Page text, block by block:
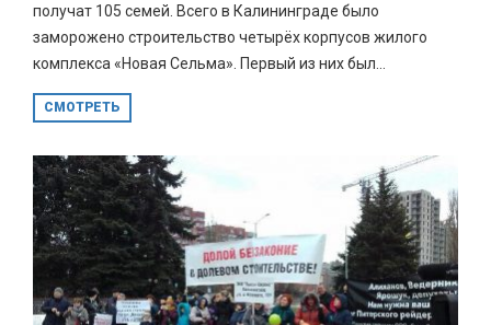
получат 105 семей. Всего в Калининграде было
заморожено строительство четырёх корпусов жилого
комплекса «Новая Сельма». Первый из них был...
СМОТРЕТЬ